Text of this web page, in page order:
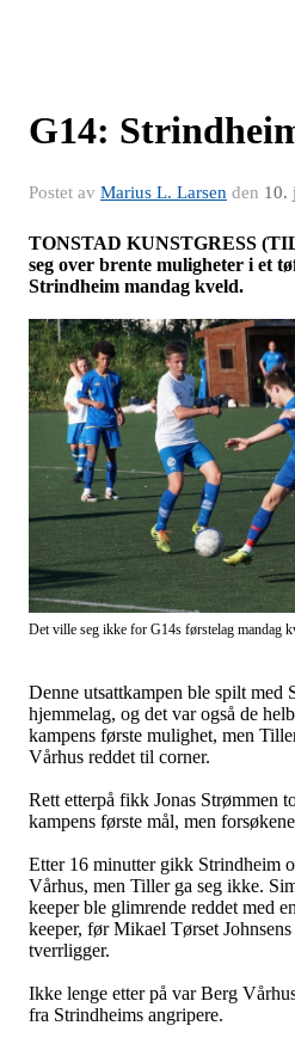
G14:
Postet av Marius L. Larsen den 10.
TONSTAD KUNSTGRESS
seg over brente muligheter i et
Strindheim mandag kveld.
Det ville seg ikke for G14s førstelag mandag
Denne utsattkampen ble spilt med
hjemmelag, og det var også de
kampens første mulighet, men
Vårhus reddet til corner.
Rett etterpå fikk Jonas Strømmen
kampens første mål, men
Etter 16 minutter gikk Strindheim
Vårhus, men Tiller ga seg ikke.
keeper ble glimrende reddet med
keeper, før Mikael Tørset
tverrligger.
Ikke lenge etter på var Berg
fra Strindheims angripere.